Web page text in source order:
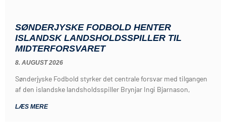
SØNDERJYSKE FODBOLD HENTER
ISLANDSK LANDSHOLDSSPILLER TIL
MIDTERFORSVARET
8. AUGUST 2026
Sønderjyske Fodbold styrker det centrale forsvar med tilgangen
af den islandske landsholdsspiller Brynjar Ingi Bjarnason,
LÆS MERE